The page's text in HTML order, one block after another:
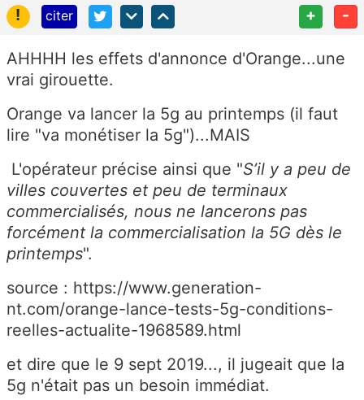
!
citer + -
AHHHH les effets d'annonce d'Orange...une
vrai girouette.
Orange va lancer la 5g au printemps (il faut
lire "va monétiser la 5g")...MAIS
L'opérateur précise ainsi que "S’il y a peu de
villes couvertes et peu de terminaux
commercialisés, nous ne lancerons pas
forcément la commercialisation la 5G dès le
printemps".
source : https://www.generation-
nt.com/orange-lance-tests-5g-conditions-
reelles-actualite-1968589.html
et dire que le 9 sept 2019..., il jugeait que la
5g n'était pas un besoin immédiat.